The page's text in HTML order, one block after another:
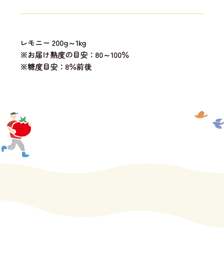
レモニー 200g～1kg
※お届け熟度の目安：80～100％
※糖度目安：8％前後